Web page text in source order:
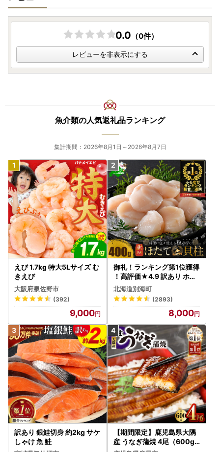
志免町へのワンストップ申請は、オンライン申請も可能で
す。
複数自治体の寄附もまとめて申請ができ、変更届もオンライ
ン上で完結します。ぜひご活用ください。
●自治体マイページ
https://mypg.jp/
・年末にお申込みの方は、状況によって1月1日以降の発送と
・ワンストップ特例申請書の提出期日までに間に合わなかっ
た場合、別途確定申告が必要になりますのでご注意くださ
0.0 （0件）
レビューを非表示にする
魚介類の人気返礼品ランキング
集計期間：2026年8月1日～2026年8月7日
えび 1.7kg 特大5Lサイズ む
きえび
大阪府泉佐野市
(392)
9,000
御礼！ランキング第1位獲得
！高評価★4.9 訳あり ホタ
テ 400g（ほたて 帆立 貝柱
冷凍 ）
北海道別海町
(2893)
8,000
訳あり 銀鮭切身 約2kg サケ
しゃけ 魚 鮭
【期間限定】鹿児島県大隅
産 うなぎ蒲焼 4尾（600g